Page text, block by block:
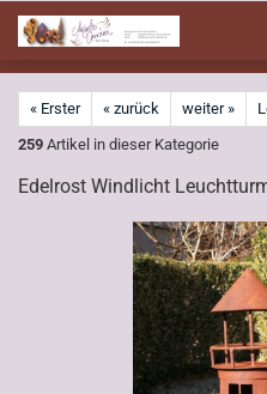
zum
Hauptinhalt
« Erster « zurück weiter »
259 Artikel in dieser Kategorie
Edelrost Windlicht